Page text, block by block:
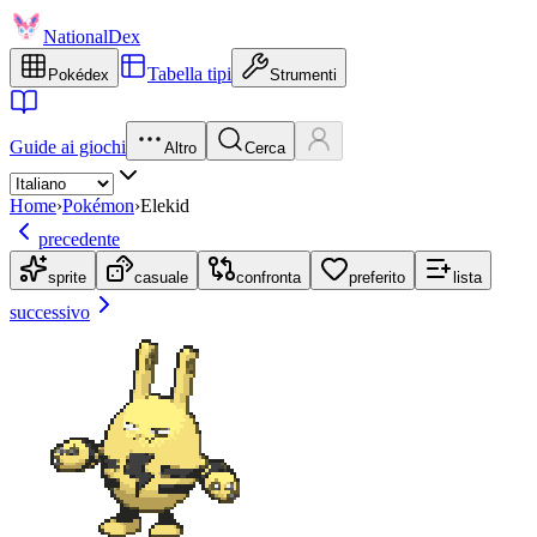
NationalDex
Pokédex Tabella tipi Strumenti
Guide ai giochi Altro Cerca
Home›Pokémon›Elekid
precedente
sprite casuale confronta preferito lista
successivo